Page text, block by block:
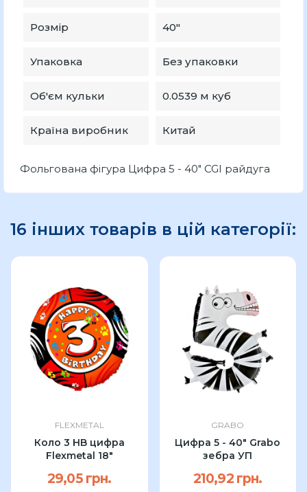
Розмір 40"
Упаковка Без упаковки
Об'єм кульки 0.0539 м куб
Країна виробник Китай
Фольгована фігура Цифра 5 - 40" CGI райдуга
16 інших товарів в цій категорії:
FLEXMETAL
Коло 3 HB цифра
Flexmetal 18"
29,05 грн.
GRABO
Цифра 5 - 40" Grabo
зебра УП
210,92 грн.